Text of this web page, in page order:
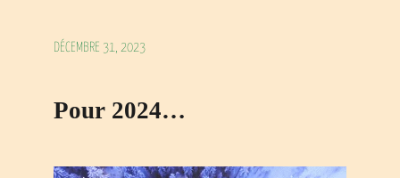
DÉCEMBRE 31, 2023
Pour 2024…